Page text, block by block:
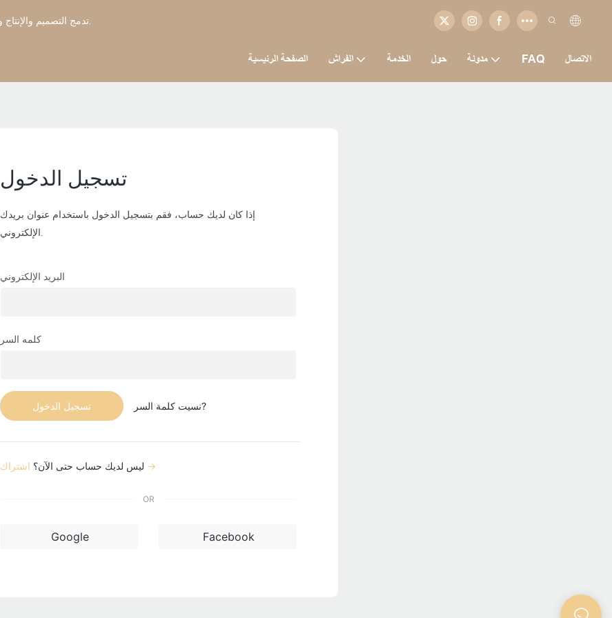
بينجيو هوم - OEM & الشركة المصنعة للفراش ODM تدمج التصميم والإنتاج والتصدير منذ عام 2006.
الصفحة الرئيسية الفراش الخدمة حول مدونة FAQ الاتصال
تسجيل الدخول
إذا كان لديك حساب، فقم بتسجيل الدخول باستخدام عنوان بريدك
الإلكتروني.
البريد الإلكتروني
كلمه السر
تسجيل الدخول نسيت كلمة السر?
ليس لديك حساب حتى الآن؟ اشتراك →
OR
Google Facebook